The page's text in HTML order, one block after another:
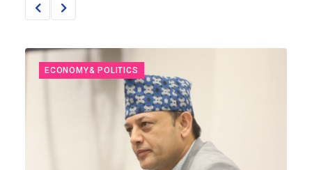
ECONOMY& POLITICS